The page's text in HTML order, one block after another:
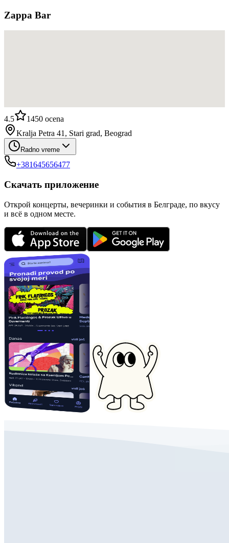
Zappa Bar
4.5 1450 ocena
Kralja Petra 41, Stari grad, Beograd
Radno vreme
+381645656477
Скачать приложение
Открой концерты, вечеринки и события в Белграде, по вкусу
и всё в одном месте.